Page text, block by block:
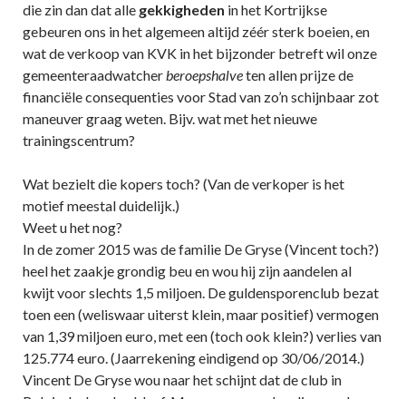
die zin dan dat alle gekkigheden in het Kortrijkse
gebeuren ons in het algemeen altijd zéér sterk boeien, en
wat de verkoop van KVK in het bijzonder betreft wil onze
gemeenteraadwatcherberoepshalveten allen prijze de
financiële consequenties voor Stad van zo’n schijnbaar zot
maneuver graag weten. Bijv. wat met het nieuwe
trainingscentrum?
Wat bezielt die kopers toch? (Van de verkoper is het
motief meestal duidelijk.)
Weet u het nog?
In de zomer 2015 was de familie De Gryse (Vincent toch?)
heel het zaakje grondig beu en wou hij zijn aandelen al
kwijt voor slechts 1,5 miljoen. De guldensporenclub bezat
toen een (weliswaar uiterst klein, maar positief) vermogen
van 1,39 miljoen euro, met een (toch ook klein?) verlies van
125.774 euro. (Jaarrekening eindigend op 30/06/2014.)
Vincent De Gryse wou naar het schijnt dat de club in